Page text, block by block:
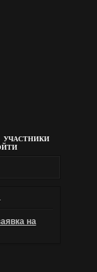
УЧАСТНИКИ
на